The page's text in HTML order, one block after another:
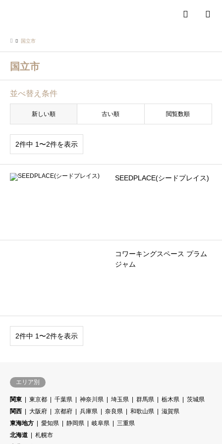
国立市
国立市
並べ替え条件
新しい順 古い順 閲覧数順
2件中 1〜2件を表示
SEEDPLACE(シードプレイス)
コワーキングスペース プラム
ジャム
2件中 1〜2件を表示
エリア別
関東 東京都 千葉県 神奈川県 埼玉県 群馬県 栃木県
茨城県
関西
大阪府 京都府 兵庫県 奈良県 和歌山県
滋賀県
東海地方
愛知県 静岡県 岐阜県
三重県
北海道
札幌市